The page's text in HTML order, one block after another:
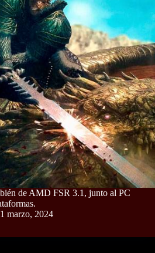
de AMD FSR 3.1, junto al PC
marzo, 2024